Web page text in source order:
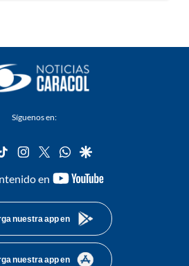
Síguenos en:
tiktok instagram
twitterwhatsapp
google
en
youtube-
nuestra app en
nuestra app en